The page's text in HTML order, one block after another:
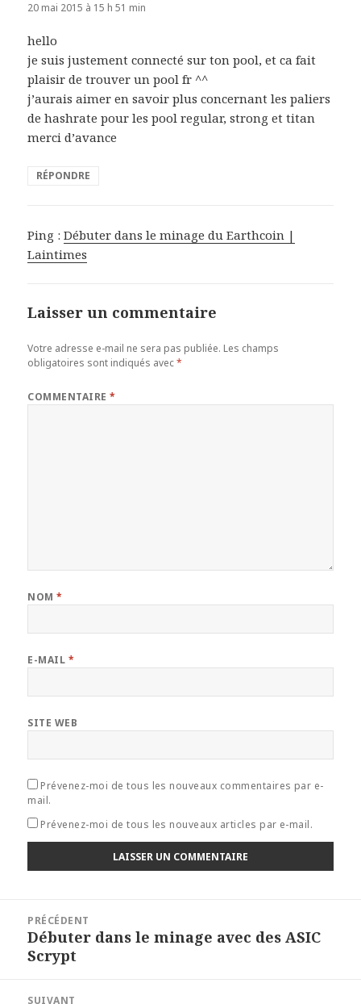
:
20 mai 2015 à 15 h 51 min
hello
je suis justement connecté sur ton pool, et ca fait
plaisir de trouver un pool fr ^^
j’aurais aimer en savoir plus concernant les paliers
de hashrate pour les pool regular, strong et titan
merci d’avance
RÉPONDRE
Ping :Débuter dans le minage du Earthcoin |
Laintimes
Laisser un commentaire
Votre adresse e-mail ne sera pas publiée. Les champs
obligatoires sont indiqués avec*
COMMENTAIRE*
NOM*
E-MAIL *
SITE WEB
Prévenez-moi de tous les nouveaux commentaires par e-
mail.
Prévenez-moi de tous les nouveaux articles par e-mail.
l’article
PRÉCÉDENT
Article
précédent :
Débuter dans le minage avec des ASIC
Scrypt
SUIVANT